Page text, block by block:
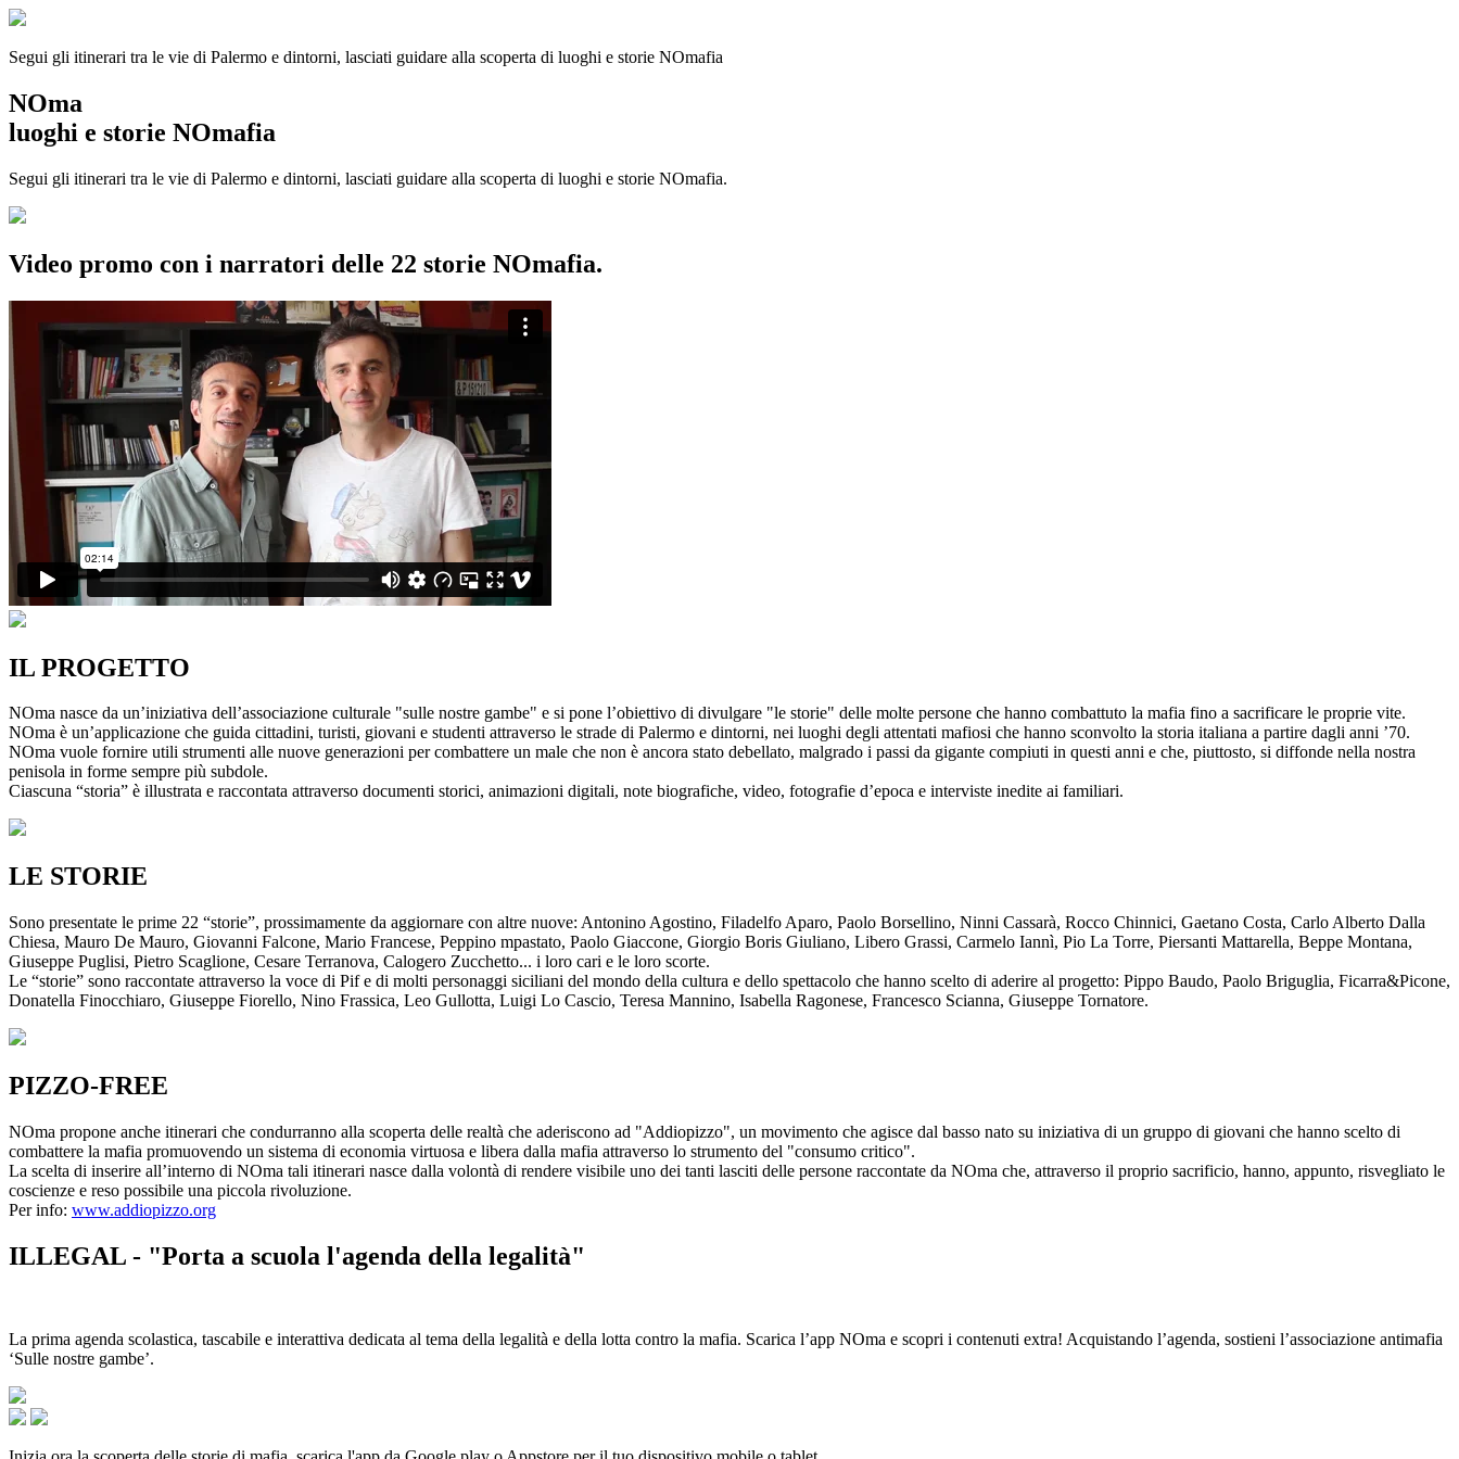
Segui gli itinerari tra le vie di Palermo e dintorni, lasciati guidare alla scoperta di luoghi e storie NOmafia
NOma
luoghi e storie NOmafia
Segui gli itinerari tra le vie di Palermo e dintorni, lasciati guidare alla scoperta di luoghi e storie NOmafia.
Video promo con i narratori delle 22 storie NOmafia.
IL PROGETTO
NOma nasce da un’iniziativa dell’associazione culturale "sulle nostre gambe" e si pone l’obiettivo di divulgare "le storie" delle molte persone che hanno combattuto la mafia fino a sacrificare le proprie vite.
NOma è un’applicazione che guida cittadini, turisti, giovani e studenti attraverso le strade di Palermo e dintorni, nei luoghi degli attentati mafiosi che hanno sconvolto la storia italiana a partire dagli anni ’70.
NOma vuole fornire utili strumenti alle nuove generazioni per combattere un male che non è ancora stato debellato, malgrado i passi da gigante compiuti in questi anni e che, piuttosto, si diffonde nella nostra
penisola in forme sempre più subdole.
Ciascuna “storia” è illustrata e raccontata attraverso documenti storici, animazioni digitali, note biografiche, video, fotografie d’epoca e interviste inedite ai familiari.
LE STORIE
Sono presentate le prime 22 “storie”, prossimamente da aggiornare con altre nuove: Antonino Agostino, Filadelfo Aparo, Paolo Borsellino, Ninni Cassarà, Rocco Chinnici, Gaetano Costa, Carlo Alberto Dalla
Chiesa, Mauro De Mauro, Giovanni Falcone, Mario Francese, Peppino mpastato, Paolo Giaccone, Giorgio Boris Giuliano, Libero Grassi, Carmelo Iannì, Pio La Torre, Piersanti Mattarella, Beppe Montana,
Giuseppe Puglisi, Pietro Scaglione, Cesare Terranova, Calogero Zucchetto... i loro cari e le loro scorte.
Le “storie” sono raccontate attraverso la voce di Pif e di molti personaggi siciliani del mondo della cultura e dello spettacolo che hanno scelto di aderire al progetto: Pippo Baudo, Paolo Briguglia, Ficarra&Picone,
Donatella Finocchiaro, Giuseppe Fiorello, Nino Frassica, Leo Gullotta, Luigi Lo Cascio, Teresa Mannino, Isabella Ragonese, Francesco Scianna, Giuseppe Tornatore.
PIZZO-FREE
NOma propone anche itinerari che condurranno alla scoperta delle realtà che aderiscono ad "Addiopizzo", un movimento che agisce dal basso nato su iniziativa di un gruppo di giovani che hanno scelto di
combattere la mafia promuovendo un sistema di economia virtuosa e libera dalla mafia attraverso lo strumento del "consumo critico".
La scelta di inserire all’interno di NOma tali itinerari nasce dalla volontà di rendere visibile uno dei tanti lasciti delle persone raccontate da NOma che, attraverso il proprio sacrificio, hanno, appunto, risvegliato le
coscienze e reso possibile una piccola rivoluzione.
Per info: www.addiopizzo.org
ILLEGAL - "Porta a scuola l'agenda della legalità"
La prima agenda scolastica, tascabile e interattiva dedicata al tema della legalità e della lotta contro la mafia. Scarica l’app NOma e scopri i contenuti extra! Acquistando l’agenda, sostieni l’associazione antimafia
‘Sulle nostre gambe’.